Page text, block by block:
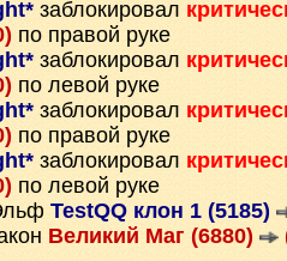
заблокировал
по правой руке
заблокировал
по левой руке
заблокировал
по правой руке
заблокировал
по левой руке
TestQQ клон 1 (5185)
Великий Маг (6880)